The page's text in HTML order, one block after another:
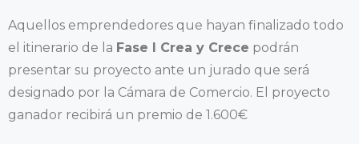
Aquellos emprendedores que hayan finalizado todo
el itinerario de la Fase I Crea y Crece podrán
presentar su proyecto ante un jurado que será
designado por la Cámara de Comercio. El proyecto
ganador recibirá un premio de 1.600€